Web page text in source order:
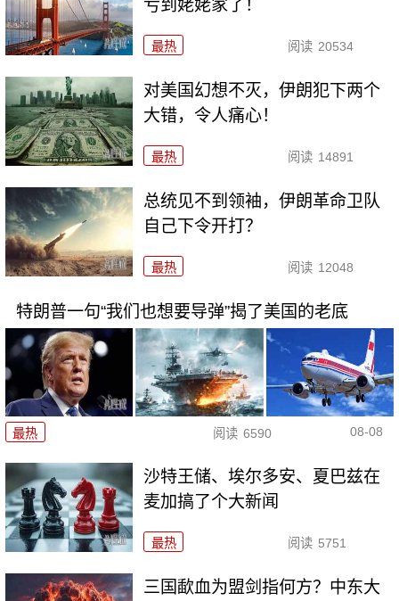
亏到姥姥家了！
最热 阅读 20534
对美国幻想不灭，伊朗犯下两个
大错，令人痛心！
最热 阅读 14891
总统见不到领袖，伊朗革命卫队
自己下令开打？
最热 阅读 12048
特朗普一句“我们也想要导弹”揭了美国的老底
最热 阅读 6590 08-08
沙特王储、埃尔多安、夏巴兹在
麦加搞了个大新闻
最热 阅读 5751
三国歃血为盟剑指何方？中东大